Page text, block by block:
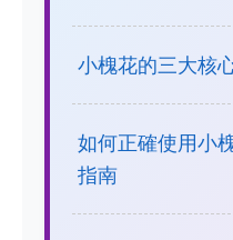
小槐花的三大核
如何正確使用小
指南